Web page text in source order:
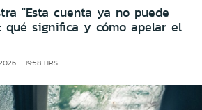
"Esta cuenta ya no puede
qué significa y cómo apelar el
- 19:58 HRS